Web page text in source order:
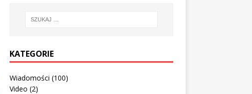
KATEGORIE
Wiadomości (100)
Video (2)